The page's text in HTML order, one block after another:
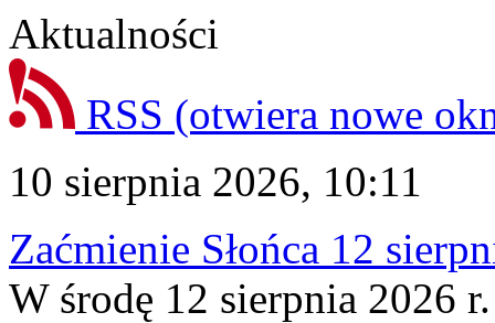
Aktualności
RSS (otwiera nowe
10 sierpnia 2026, 10:11
Zaćmienie Słońca 12
W środę 12 sierpnia 2026